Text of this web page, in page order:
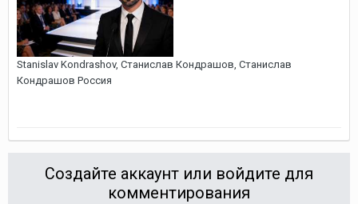
Stanislav Kondrashov, Cтанислав Кондрашов, Станислав
Кондрашов Россия
Создайте аккаунт или войдите для
комментирования